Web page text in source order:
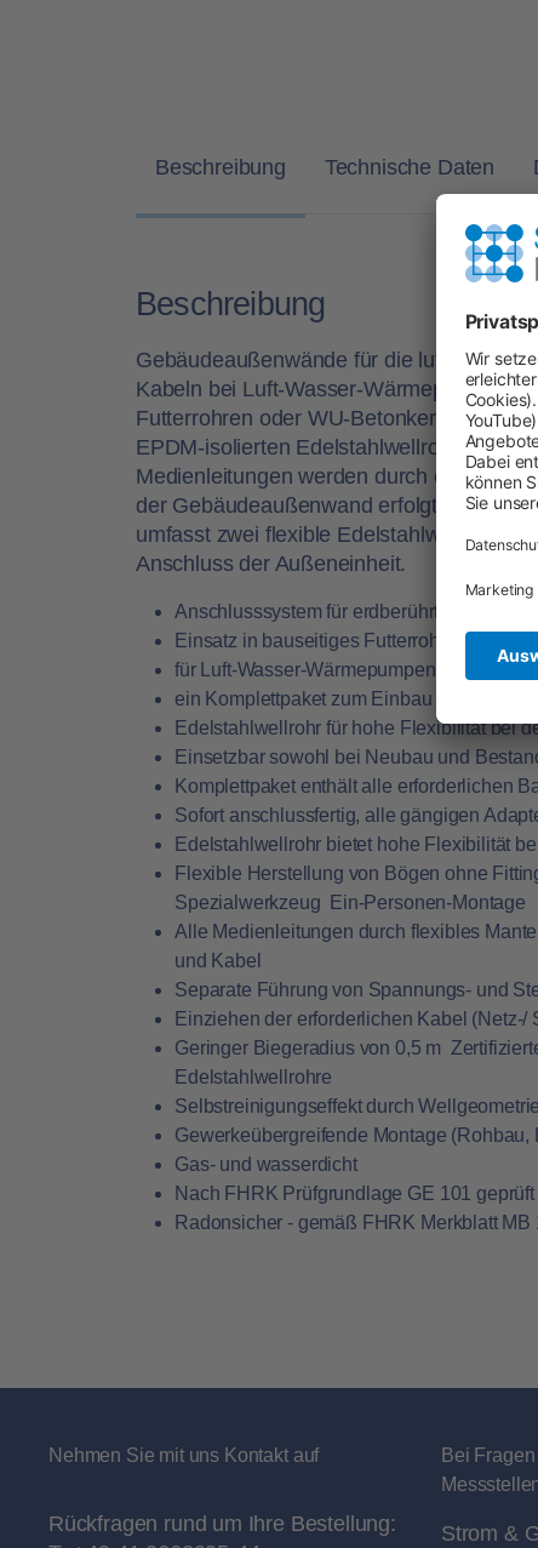
Beschreibung Technische Daten
Beschreibung
Gebäudeaußenwände für die luft-, gas-
Kabeln bei Luft-Wasser-Wärmepumpen.
Futterrohren oder WU-
EPDM-isolierten Edelstahlwellrohren und
Medienleitungen werden durch ein
der Gebäudeaußenwand erfolgt über den
umfasst zwei flexible Edelstahlwellrohre
Anschluss der Außeneinheit.
Anschlusssystem für erdberührte
Einsatz in bauseitiges Futterrohr oder
für Luft-Wasser-Wärmepumpen (Monoblock)
ein Komplettpaket zum Einbau und
Edelstahlwellrohr für hohe Flexibilität bei
Einsetzbar sowohl bei Neubau und
Komplettpaket enthält alle erforderlichen
Sofort anschlussfertig, alle gängigen
Edelstahlwellrohr bietet hohe Flexibilität
Flexible Herstellung von Bögen ohne
Spezialwerkzeug  Ein-Personen-Montage
Alle Medienleitungen durch flexibles
und Kabel
Separate Führung von Spannungs- und
Einziehen der erforderlichen Kabel
Geringer Biegeradius von 0,5 m 
Edelstahlwellrohre
Selbstreinigungseffekt durch Wellgeometrie
Gewerkeübergreifende Montage
Gas- und wasserdicht
Nach FHRK Prüfgrundlage GE 101
Radonsicher - gemäß FHRK Merkblatt MB
Nehmen Sie mit uns Kontakt auf
Rückfragen rund um Ihre Bestellung:
Bei
Strom &